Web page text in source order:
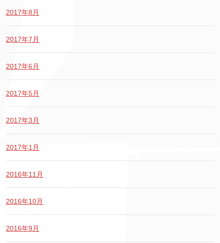
2017年8月
2017年7月
2017年6月
2017年5月
2017年3月
2017年1月
2016年11月
2016年10月
2016年9月